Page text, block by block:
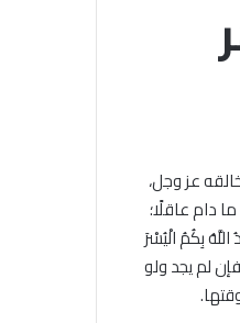
عز وجل،
دام عاقلًا؛
بِكُمُ الْيُسْرَ
فإن لم يجد ولو
الجامع الأزهر للقضايا
الأمانة والابتعاد عن
من أهم أسباب